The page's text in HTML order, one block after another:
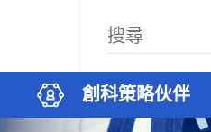
創科策略伙伴